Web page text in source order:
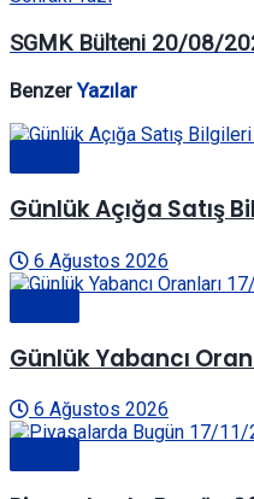
SGMK Bülteni 20/08/
BenzerYazılar
Günlük Açığa Satış
6 Ağustos 2026
Günlük Yabancı
6 Ağustos 2026